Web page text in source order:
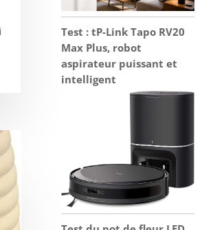
Test : tP-Link Tapo RV20
Max Plus, robot
aspirateur puissant et
intelligent